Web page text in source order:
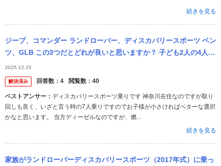
続きを見る
ジープ、コマンダー ランドローバー、ディスカバリースポーツ ベン
ツ、GLB この3つだとどれが良いと思いますか？ 子ども2人の4人家
族で使う予定です。 新車か中古かは悩んでいます。
2025.12.25
解決済み 回答数： 4 閲覧数： 40
ベストアンサー： ディスカバリースポーツ乗りです 神奈川在住なのですが取り
回しも良く、いざと言う時の7人乗りですのでお子様が小さければベターな選択
かなと思います。 当方ディーゼルなのですが、燃...
続きを見る
家族がランドローバーディスカバリースポーツ（2017年式）に乗っ